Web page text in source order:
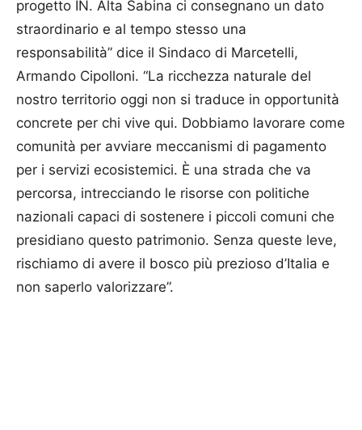
progetto IN. Alta Sabina ci consegnano un dato
straordinario e al tempo stesso una
responsabilità” dice il Sindaco di Marcetelli,
Armando Cipolloni. “La ricchezza naturale del
nostro territorio oggi non si traduce in opportunità
concrete per chi vive qui. Dobbiamo lavorare come
comunità per avviare meccanismi di pagamento
per i servizi ecosistemici. È una strada che va
percorsa, intrecciando le risorse con politiche
nazionali capaci di sostenere i piccoli comuni che
presidiano questo patrimonio. Senza queste leve,
rischiamo di avere il bosco più prezioso d’Italia e
non saperlo valorizzare”.